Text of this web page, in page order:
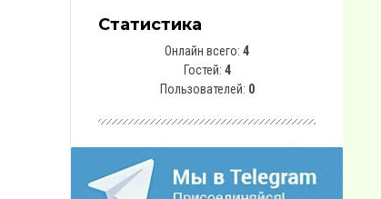
Статистика
Онлайн всего: 4
Гостей: 4
Пользователей: 0